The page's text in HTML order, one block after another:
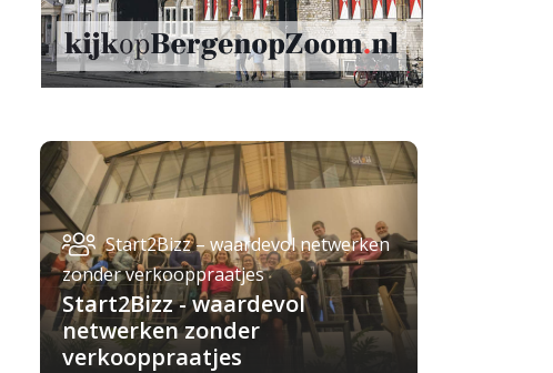
Start2Bizz – waardevol netwerken
zonder verkooppraatjes
Start2Bizz - waardevol
netwerken zonder
verkooppraatjes